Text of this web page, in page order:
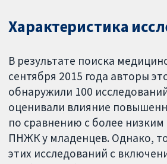
Характеристика
В результате поиска
сентября 2015 года авторы
обнаружили 100
оценивали влияние
по сравнению с более
ПНЖК у младенцев. Однако,
этих исследований с